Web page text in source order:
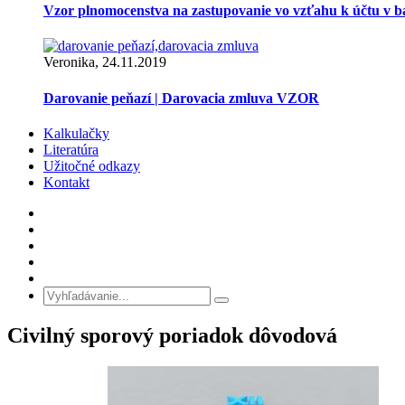
Vzor plnomocenstva na zastupovanie vo vzťahu k účtu v
Veronika, 24.11.2019
Darovanie peňazí | Darovacia zmluva VZOR
Kalkulačky
Literatúra
Užitočné odkazy
Kontakt
Civilný sporový poriadok dôvodová